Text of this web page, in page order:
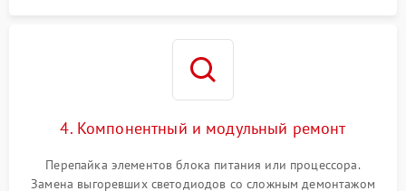
4. Компонентный и модульный ремонт
Перепайка элементов блока питания или процессора.
Замена выгоревших светодиодов со сложным демонтажом